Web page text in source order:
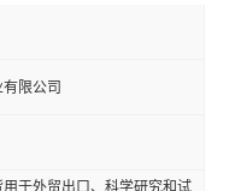
限公司
于外贸出口、科学研究和试